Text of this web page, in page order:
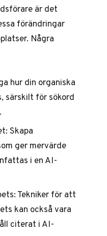
är det
förändringar
Några
hur din organiska
särskilt för sökord
Skapa
ger mervärde
i en AI-
Tekniker för att
kan också vara
citerat i AI-